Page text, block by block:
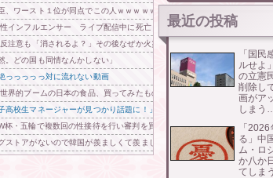
、ワースト１位が同点でこの人ｗｗｗｗｗｗ
性インフルエンサー ライブ配信中に死亡
注意も「消されるよ？」その後なぜか火災、全焼
どの国も同情なんかしない」
っっっっっ対に流れない動画
界的ブームの日本の食品、買ってみたものの使い道が分からない外国人が
高校生マネージャーが見つかり話題に！」→「青春のワンシーンみたい‥」
杯・五輪で複数回の性接待を行い審判を買収していたことが発覚…（ﾌﾞﾙﾌ
ストアがないので韓国が羨ましくて羨ましくて仕方がないんだそうです」
最近の投稿
「国民
ルせよ
の立憲
削除し
画がア
しまう
「
る」中
ム・ロ
か八か
てしまう